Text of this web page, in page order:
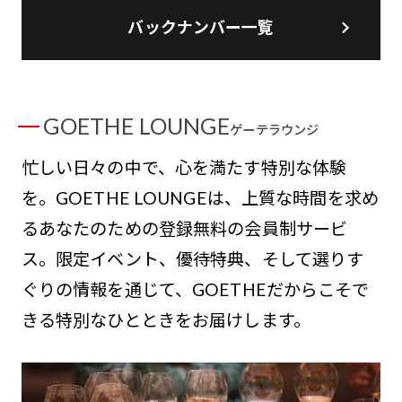
バックナンバー一覧
GOETHE LOUNGEゲーテラウンジ
忙しい日々の中で、心を満たす特別な体験
を。GOETHE LOUNGEは、上質な時間を求め
るあなたのための登録無料の会員制サービ
ス。限定イベント、優待特典、そして選りす
ぐりの情報を通じて、GOETHEだからこそで
きる特別なひとときをお届けします。